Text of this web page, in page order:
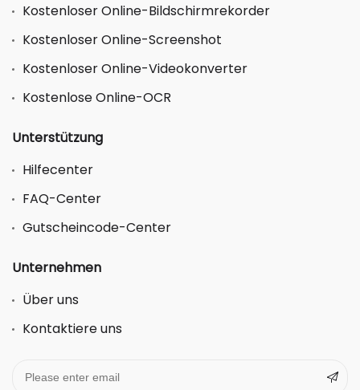
Kostenloser Online-Bildschirmrekorder
Kostenloser Online-Screenshot
Kostenloser Online-Videokonverter
Kostenlose Online-OCR
Unterstützung
Hilfecenter
FAQ-Center
Gutscheincode-Center
Unternehmen
Über uns
Kontaktiere uns